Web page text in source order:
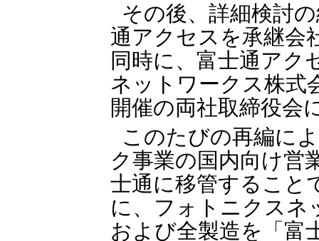
その後、詳細検討
通アクセスを承継会
同時に、富士通アク
ネットワークス株式
開催の両社取締役会
このたびの再編に
ク事業の国内向け営
士通に移管すること
に、フォトニクスネ
および全製造を「富